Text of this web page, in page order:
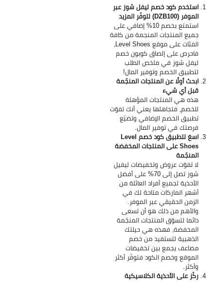
استخدم كود خصم ليفل شوز عبر
الموفر (DZB100) لتوفّر المزيد
استمتع بخصم 10% إضافي على
جميع المنتجات المنجمة من كافة
الفئات على موقع Level Shoes،
فاحرص على إلصاق كوبون خصم
ليفل شوز في ملخص الطلب
لتطبيق الخصم وتوفير المال!
ابحث أولًا عن المنتجات المنجّمة
قبل أي شيء
هذه هي المنتجات المؤهلة
للخصم، فتجاهلها يعني أنك تفوّت
تطبيق الخصم الإضافي وتضيّع
فرصتك في توفير المال.
اسعَ لتطبيق كود خصم Level
Shoes على المنتجات المخفضة
المنجّمة
لا تفوّت عروض وتخفيضات ليفيل
شوز تصل إلى 70% على أفضل
الأحذية لجميع أفراد العائلة من
أشهر الماركات متاحة لك في
الزمن الحقيقي عبر الموفر.
والأهم من ذلك هو أن تسعى
دائما لتسوّق المنتجات المنجّمة
المخفضة، فهذه هي حيلتك
الذهبية لتستفيد من خصم
مضاعف يجمع بين تخفيضات
الموقع وخصم الكود فتوفّر أكثر
وأكثر.
ركّز على الأحذية الكلاسيكية